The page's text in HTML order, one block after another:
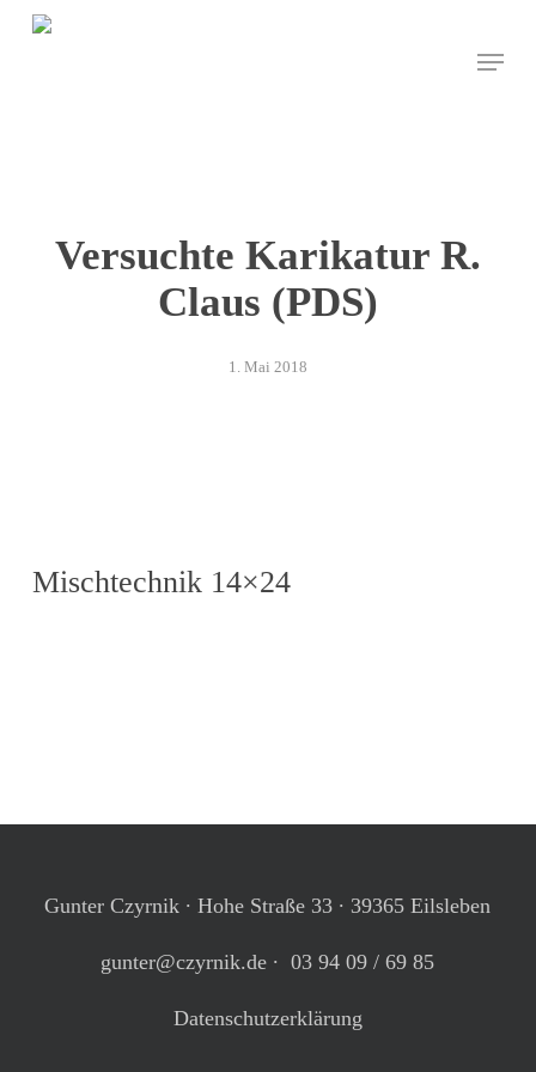
Skip
Menu
Versuchte Karikatur R.
Claus (PDS)
1. Mai 2018
Mischtechnik 14×24
Gunter Czyrnik ∙ Hohe Straße 33 ∙ 39365 Eilsleben
gunter@czyrnik.de ∙ 03 94 09 / 69 85
Datenschutzerklärung